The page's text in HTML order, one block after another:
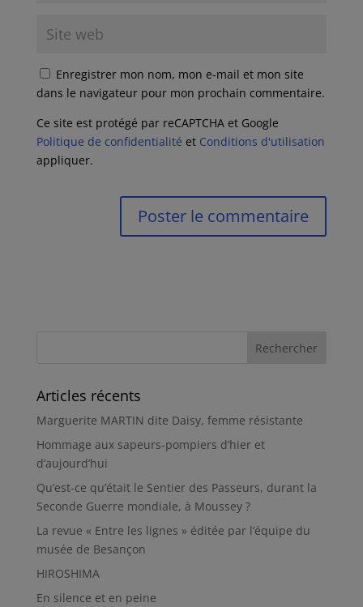
Enregistrer mon nom, mon e-mail et mon site
dans le navigateur pour mon prochain commentaire.
Ce site est protégé par reCAPTCHA et Google
Politique de confidentialité et Conditions d'utilisation
appliquer.
Articles récents
Marguerite MARTIN dite Daisy, femme résistante
Hommage aux sapeurs-pompiers d’hier et
d’aujourd’hui
Qu’est-ce qu’était le Sentier des Passeurs, durant la
Seconde Guerre mondiale, à Moussey ?
La revue « Entre les lignes » éditée par l’équipe du
musée de Besançon
HIROSHIMA
En silence et en peine